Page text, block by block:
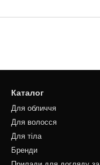
Каталог
Для обличчя
Для волосся
Для тіла
Бренди